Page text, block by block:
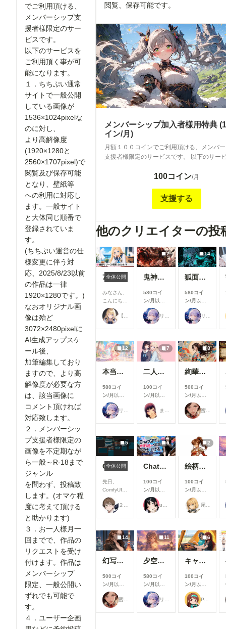
でご利用頂ける、
メンバーシップ支
援者様限定のサー
ビスです。
以下のサービスを
ご利用頂く事が可
能になります。
１．ちちぷい通常
サイトで一般公開
している画像が
1536×1024pixelな
のに対し、
より高解像度
(1920×1280と
2560×1707pixel)で
閲覧及び保存可能
となり、壁紙等
への利用に対応し
ます。一般サイト
と大体同じ順番で
登録されていま
す。
(ちちぷい運営の仕
様変更に伴う対
応、2025/8/23以前
の作品は一律
1920×1280です。)
なおオリジナル画
像は殆ど
3072×2480pixelに
AI生成アップスケ
ール後、
加筆編集しており
ますので、より高
解像度が必要な方
は、該当画像に
コメント頂ければ
対応致します。
２．メンバーシッ
プ支援者様限定の
画像を不定期なが
ら一般～R-18まで
ジャンル
を問わず、投稿致
します。(オマケ程
度に考えて頂ける
と助かります)
３．お一人様月一
回までで、作品の
リクエストを受け
付けます。作品は
メンバーシップ
限定、一般公開い
ずれでも可能で
す。
４．ユーザー企画
閲覧、保存可能です。
メンバーシップ加入者様用特典
イン/月)
月額１００コインでご利用頂ける、メンバ
支援者様限定のサービスです。 以下のサー
で公開されている全画像(最大横1200pixel)
への利用等に対応します。2025年2/12以降
い 通常サイト公開と同時に投稿していきま
作品にコメントの形でリクエストをお願い
す。オリジナル画像は大体 3072×2480pixel
な方は、 その旨お書き添え下さい。過去の
が千枚を超える為、あまり多数の作品を一
されると対応が難しい場合もありますので
頂ければ助かります、 十数枚程度は大丈夫
２．メンバーシップ支援者様限定の画像を
がら一般～R-18までジャンルを 問わず、投
す。(オマケ程度に考えて頂けると助かります)
お一人様月一回までで、作品のリクエスト
一般公開に先駆けて、 一足早く閲覧、保存
す。
100コイン/月
支援する
他のクリエイターの投
7月リリース新機能情報
全体公開
みなさん、
こんにち
は！🌟 今
回は、7月
に実施した
アップデー
ト内容をご
紹介しま
は新機能の
も、みなさ
んにより快
適にご利用
いただける
すさを中心
とした改善
を行いまし
た✨ ▼生
成機能関連
①生成画面
のモデル選
生成時のモ
デル選択画
デルを選び
やすいUIに
改善しまし
た。 利用
ルを探しや
すくなり、
これまで以
上にスムー
ズに生成を
【公式】ちちぷいちゃん
7
鬼神装甲・震天の金棒
580コイ
ン/月 以上
支援すると
見ることが
できます
リンファ75
14
狐面の忍者ガール
580コイ
ン/月 以上
支援すると
見ることが
できます
リンファ75
12
本当にアイスみたいに溶けている女の子
580コイ
ン/月 以上
支援すると
見ることが
できます
リンファ75
7
二人のJK362～368
100コイ
ン/月 以上
支援すると
見ることが
できます
まーるの別荘
8
絢華幻姫 壱
500コイ
ン/月 以上
支援すると
見ることが
できます
蜜華
5
ComfyUIでOpen Pose Editorを使う
全体公開
先日、
ComfyUIに
Open
Pose
Editorを導
巧く行かな
いと聞き、
いろいろ試
下記のカス
が使えまし
たので、報
告です。
今回使った
２２（にゃんにゃん）
5
ChatGPTで背景合成→SDXLで仕上げる。私がよく使っている制作フロー
100コイ
ン/月 以上
支援すると
見ることが
できます
ukkripp
2
絵柄指定プロンプト【第三弾】
100コイ
ン/月 以上
支援すると
見ることが
できます
尾藤みそぎ
14
幻写麗華 壱
500コイ
ン/月 以上
支援すると
見ることが
できます
蜜華
11
夕空の星便配達少女
580コイ
ン/月 以上
支援すると
見ることが
できます
リンファ75
6
キャンプ
100コイ
ン/月 以上
支援すると
見ることが
できます
P.S.T.A.